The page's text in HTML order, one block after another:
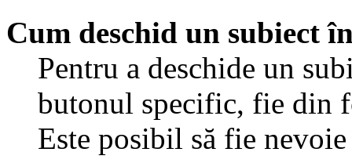
Cum deschid un subiect
Pentru a deschide un
butonul specific, fie din
Este posibil să fie